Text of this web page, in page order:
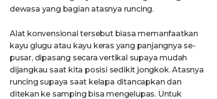
dewasa yang bagian atasnya runcing.
Alat konvensional tersebut biasa memanfaatkan
kayu glugu atau kayu keras yang panjangnya se-
pusar, dipasang secara vertikal supaya mudah
dijangkau saat kita posisi sedikit jongkok. Atasnya
runcing supaya saat kelapa ditancapkan dan
ditekan ke samping bisa mengelupas. Untuk